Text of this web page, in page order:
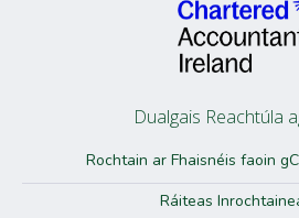
Dualgais Reachtúla
Rochtain ar Fhaisnéis faoin
Ráiteas